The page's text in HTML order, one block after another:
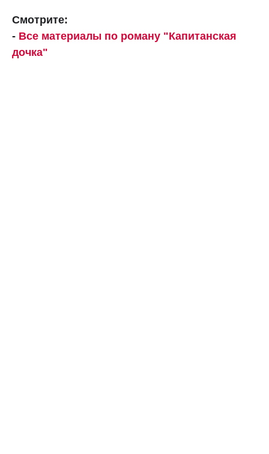
Смотрите:
- Все материалы по роману "Капитанская
дочка"